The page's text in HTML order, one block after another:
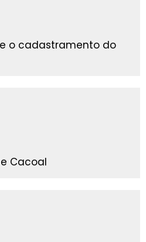
o cadastramento do
Cacoal